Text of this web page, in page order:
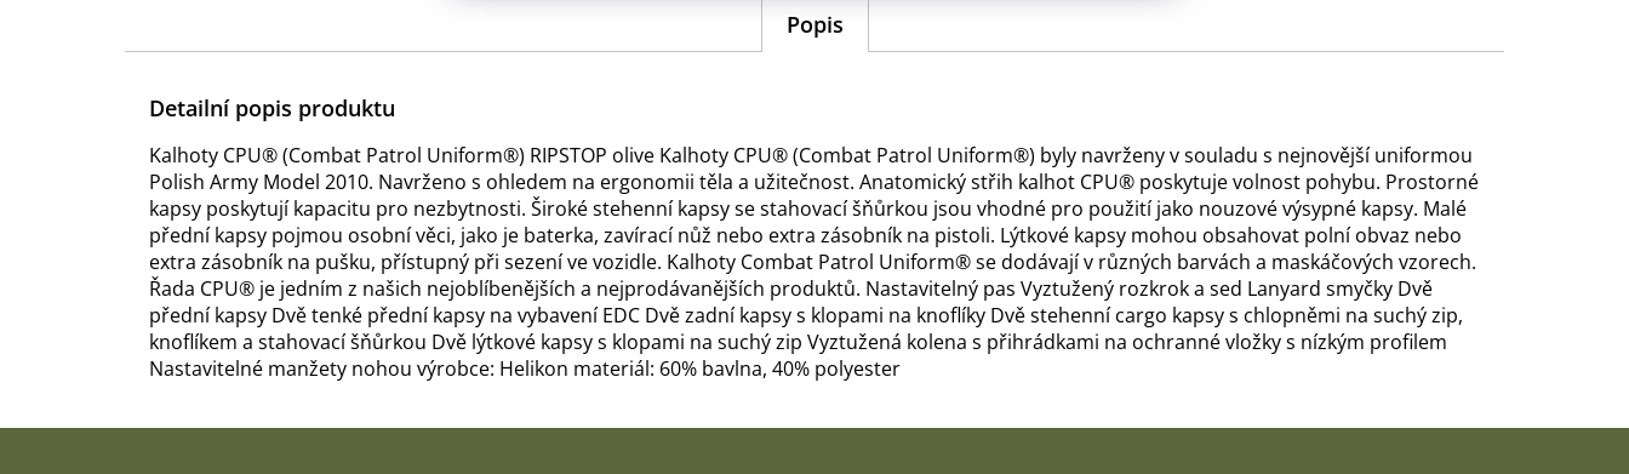
Popis
Detailní popis produktu
Kalhoty CPU® (Combat Patrol Uniform®) RIPSTOP olive Kalhoty CPU® (Combat Patrol Uniform®) byly navrženy v souladu s nejnovější uniformou
Polish Army Model 2010. Navrženo s ohledem na ergonomii těla a užitečnost. Anatomický střih kalhot CPU® poskytuje volnost pohybu. Prostorné
kapsy poskytují kapacitu pro nezbytnosti. Široké stehenní kapsy se stahovací šňůrkou jsou vhodné pro použití jako nouzové výsypné kapsy. Malé
přední kapsy pojmou osobní věci, jako je baterka, zavírací nůž nebo extra zásobník na pistoli. Lýtkové kapsy mohou obsahovat polní obvaz nebo
extra zásobník na pušku, přístupný při sezení ve vozidle. Kalhoty Combat Patrol Uniform® se dodávají v různých barvách a maskáčových vzorech.
Řada CPU® je jedním z našich nejoblíbenějších a nejprodávanějších produktů. Nastavitelný pas Vyztužený rozkrok a sed Lanyard smyčky Dvě
přední kapsy Dvě tenké přední kapsy na vybavení EDC Dvě zadní kapsy s klopami na knoflíky Dvě stehenní cargo kapsy s chlopněmi na suchý zip,
knoflíkem a stahovací šňůrkou Dvě lýtkové kapsy s klopami na suchý zip Vyztužená kolena s přihrádkami na ochranné vložky s nízkým profilem
Nastavitelné manžety nohou výrobce: Helikon materiál: 60% bavlna, 40% polyester
Z